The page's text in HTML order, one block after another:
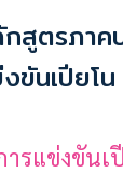
สูตรภา
ขันเปียโน
ารแข่งขันเ